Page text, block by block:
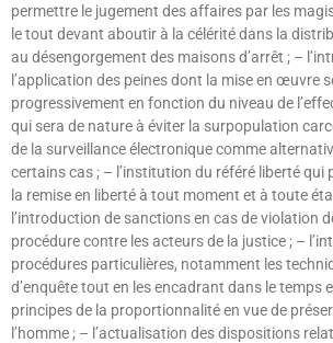
permettre le jugement des affaires par les
le tout devant aboutir à la célérité dans la
au désengorgement des maisons d’arrêt ; –
l’application des peines dont la mise en œuvre
progressivement en fonction du niveau de
qui sera de nature à éviter la surpopulation
de la surveillance électronique comme
certains cas ; – l’institution du référé liberté qui
la remise en liberté à tout moment et à toute
l’introduction de sanctions en cas de violation
procédure contre les acteurs de la justice ; –
procédures particulières, notamment les
d’enquête tout en les encadrant dans le temps
principes de la proportionnalité en vue de
l’homme ; – l’actualisation des dispositions